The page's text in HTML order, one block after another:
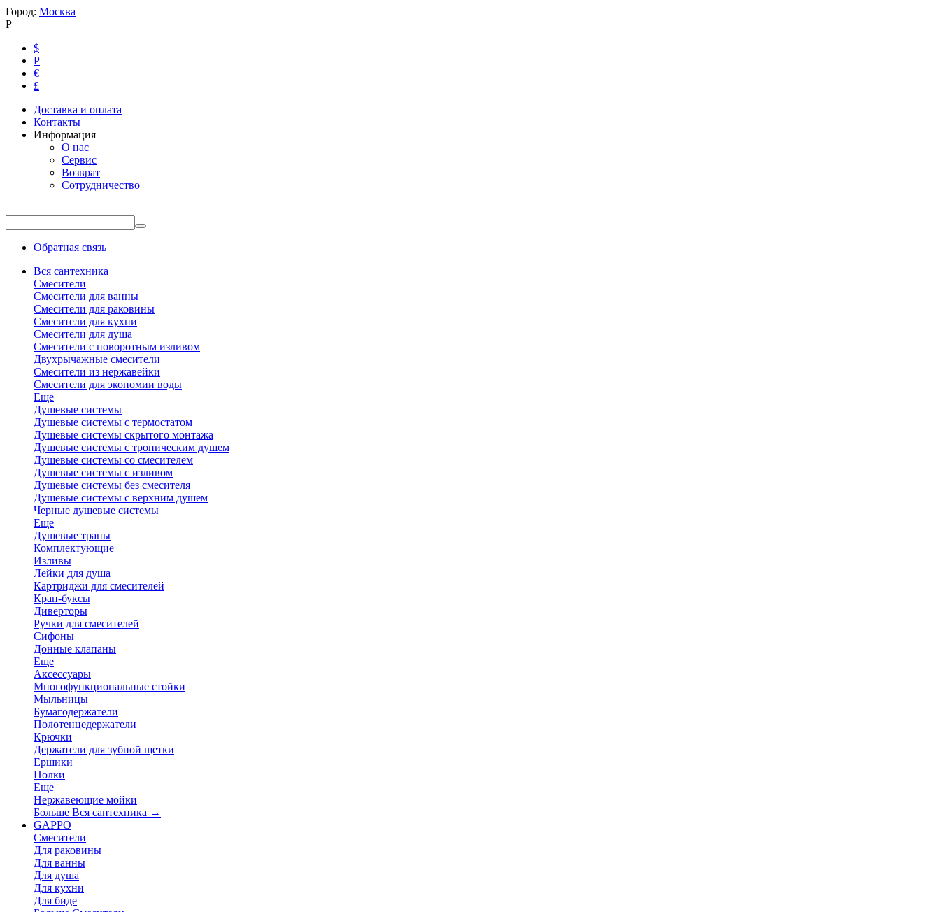
Город: Москва
Р
$
Р
€
£
Доставка и оплата
Контакты
Информация
О нас
Сервис
Возврат
Сотрудничество
Обратная связь
Вся сантехника
Смесители
Смесители для ванны
Смесители для раковины
Смесители для кухни
Смесители для душа
Смесители с поворотным изливом
Двухрычажные смесители
Смесители из нержавейки
Смесители для экономии воды
Еще
Душевые системы
Душевые системы с термостатом
Душевые системы скрытого монтажа
Душевые системы с тропическим душем
Душевые системы со смесителем
Душевые системы с изливом
Душевые системы без смесителя
Душевые системы с верхним душем
Черные душевые системы
Еще
Душевые трапы
Комплектующие
Изливы
Лейки для душа
Картриджи для смесителей
Кран-буксы
Диверторы
Ручки для смесителей
Сифоны
Донные клапаны
Еще
Аксессуары
Многофункциональные стойки
Мыльницы
Бумагодержатели
Полотенцедержатели
Крючки
Держатели для зубной щетки
Ершики
Полки
Еще
Нержавеющие мойки
Больше Вся сантехника →
GAPPO
Смесители
Для раковины
Для ванны
Для душа
Для кухни
Для биде